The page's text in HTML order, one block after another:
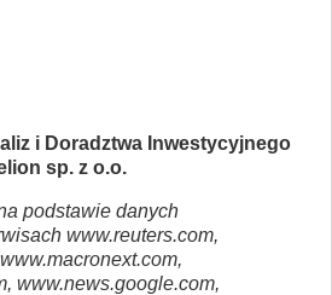
i Doradztwa Inwestycyjnego
sp. z o.o.
podstawie danych
www.reuters.com,
www.news.google.com,